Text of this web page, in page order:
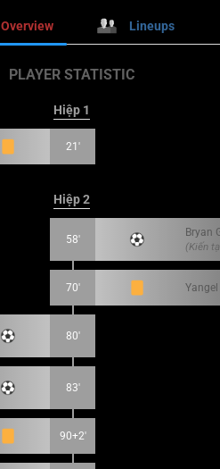
Overview Lineups
PLAYER STATISTIC
Hiệp 1
21'
Hiệp 2
58'
Bryan
(Kiến
70' Yangel
80'
83'
90+2'